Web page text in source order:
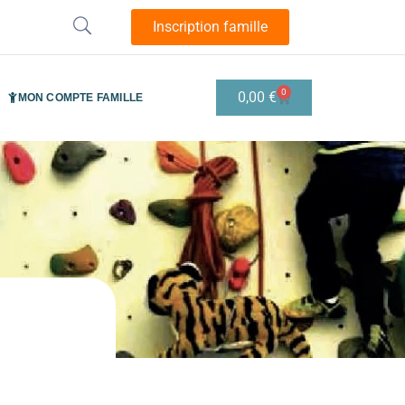
Inscription famille
MON COMPTE FAMILLE 0,00€ 0